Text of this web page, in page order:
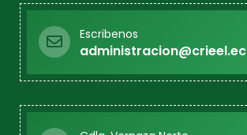
Escribenos
administracion@crieel.ec